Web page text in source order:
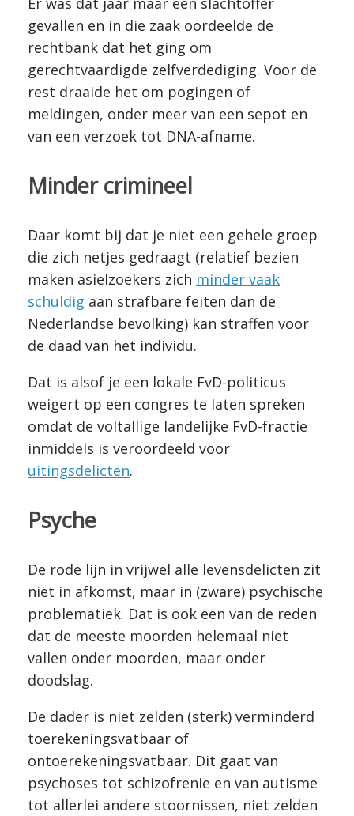
gevallen en in die zaak oordeelde de
rechtbank dat het ging om
gerechtvaardigde zelfverdediging. Voor de
rest draaide het om pogingen of
meldingen, onder meer van een sepot en
van een verzoek tot DNA-afname.
Minder crimineel
Daar komt bij dat je niet een gehele groep
die zich netjes gedraagt (relatief bezien
maken asielzoekers zich minder vaak
schuldig aan strafbare feiten dan de
Nederlandse bevolking) kan straffen voor
de daad van het individu.
Dat is alsof je een lokale FvD-politicus
weigert op een congres te laten spreken
omdat de voltallige landelijke FvD-fractie
inmiddels is veroordeeld voor
uitingsdelicten.
Psyche
De rode lijn in vrijwel alle levensdelicten zit
niet in afkomst, maar in (zware) psychische
problematiek. Dat is ook een van de reden
dat de meeste moorden helemaal niet
vallen onder moorden, maar onder
doodslag.
De dader is niet zelden (sterk) verminderd
toerekeningsvatbaar of
ontoerekeningsvatbaar. Dit gaat van
psychoses tot schizofrenie en van autisme
tot allerlei andere stoornissen, niet zelden